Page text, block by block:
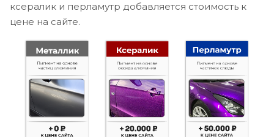
ксералик и перламутр добавляется стоимость к
цене на сайте.